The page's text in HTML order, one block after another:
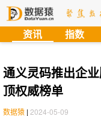
资讯 指数
通义灵码推出企
顶权威榜单
数据猿 | 2024-05-09